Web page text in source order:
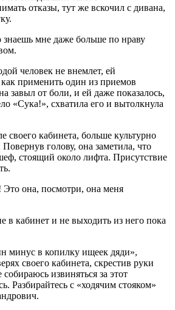
отказы, тут же вскочил с дивана,
мне даже больше по нраву
человек не внемлет, ей
как применить один из приемов
завыл от боли, и ей даже показалось,
«Сука!», схватила его и вытолкнула
кабинета, больше культурно
Повернув голову, она заметила, что
стоящий около лифта. Присутствие
Это она, посмотри, она меня
кабинет и не выходить из него пока
минус в копилку ищеек дяди»,
своего кабинета, скрестив руки
извиняться за этот
Разбирайтесь с «ходячим стояком»